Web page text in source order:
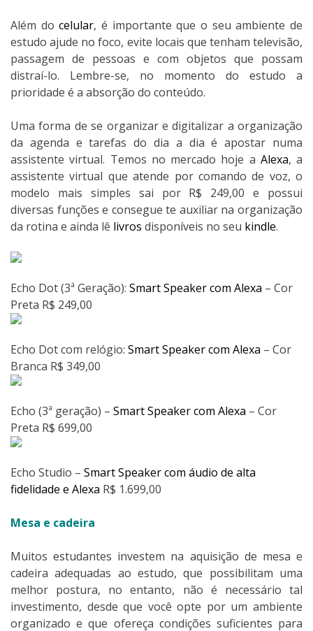
Além docelular, é importante que o seu ambiente de
estudo ajude no foco, evite locais que tenham televisão,
passagem de pessoas e com objetos que possam
distraí-lo. Lembre-se, no momento do estudo a
prioridade é a absorção do conteúdo.
Uma forma de se organizar e digitalizar a organização
da agenda e tarefas do dia a dia é apostar numa
assistente virtual. Temos no mercado hoje a Alexa, a
assistente virtual que atende por comando de voz, o
modelo mais simples sai por R$ 249,00 e possui
diversas funções e consegue te auxiliar na organização
da rotina e ainda lê livros disponíveis no seu kindle.
Echo Dot (3ª Geração): Smart Speaker com Alexa – Cor
Preta R$ 249,00
Echo Dot com relógio: Smart Speaker com Alexa – Cor
Branca R$ 349,00
Echo (3ª geração) – Smart Speaker com Alexa – Cor
Preta R$ 699,00
Echo Studio – Smart Speaker com áudio de alta
fidelidade e Alexa R$ 1.699,00
Mesa e cadeira
Muitos estudantes investem na aquisição de mesa e
cadeira adequadas ao estudo, que possibilitam uma
melhor postura, no entanto, não é necessário tal
investimento, desde que você opte por um ambiente
organizado e que ofereça condições suficientes para